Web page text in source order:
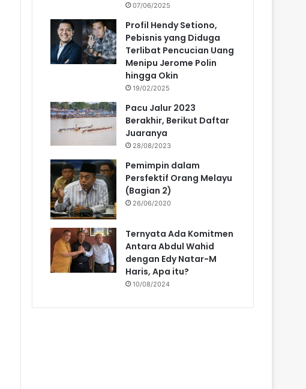
07/06/2025
Profil Hendy Setiono,
Pebisnis yang Diduga
Terlibat Pencucian Uang
Menipu Jerome Polin
hingga Okin
19/02/2025
Pacu Jalur 2023
Berakhir, Berikut Daftar
Juaranya
28/08/2023
Pemimpin dalam
Persfektif Orang Melayu
(Bagian 2)
26/06/2020
Ternyata Ada Komitmen
Antara Abdul Wahid
dengan Edy Natar-M
Haris, Apa itu?
10/08/2024